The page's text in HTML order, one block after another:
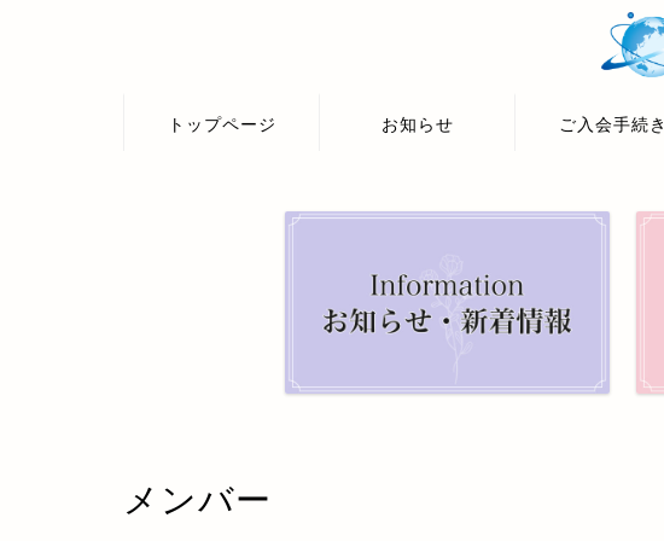
トップページ お知らせ ご入会手続き
メンバー